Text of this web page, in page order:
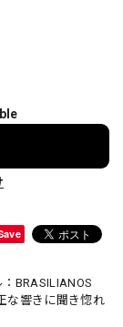
BRASILIANOS
な響きに聞き惚れ